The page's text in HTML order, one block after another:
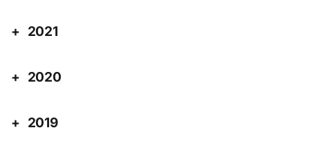
2021
2020
2019